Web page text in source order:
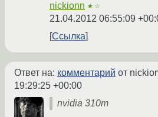
nickionn ★☆
21.04.2012 06:55:09
Ссылка
Ответ на: комментарий от
19:29:25 +00:00
nvidia 310m